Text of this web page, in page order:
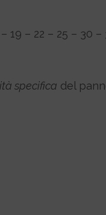
19 – 22 – 25 – 30
specifica del